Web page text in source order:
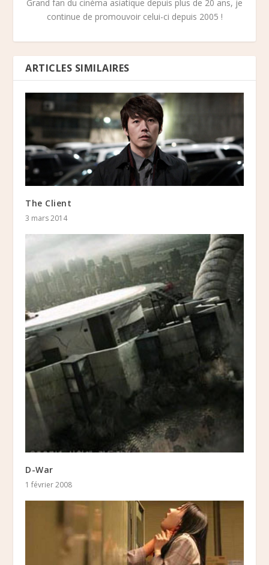
Grand fan du cinéma asiatique depuis plus de 20 ans, je
continue de promouvoir celui-ci depuis 2005 !
ARTICLES SIMILAIRES
The Client
3 mars 2014
D-War
1 février 2008